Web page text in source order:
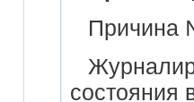
Причина
состояния